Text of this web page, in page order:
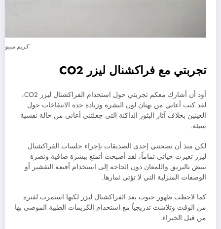
كريم ميبو Mebo
تجربتي مع فراكشنال ليزر CO2
أود أن أشارك معكم تجربتي حول استخدام الفراكشنال ليزر CO2،
لقد كنت أعاني من بهتان لون البشرة وزيادة حدة الانتفاخات حول
العينين بخلاف آثار البثور الداكنة التي جعلتني أعاني من حالة نفسية
سيئة.
لكن منذ أن نصحتني إحدى الصديقات بإجراء جلسات الفراكشنال
ليزر تغيرت حياتي تماماً، لقد أصبحت أتمتع ببشرة صافية ونضرة
تنبض بالبريق واللمعان دون الحاجة إلى استخدام أقنعة التقشير أو
الوصفات المنزلية التي لا تؤتي ثمارها.
كما لاحظت ظهور حبوب بعد الفراكشنال ليزر لكنها استمرت لفترة
من الوقت وتلاشت تدريجياً مع استخدام الكريمات الطبية الموصى بها
من قبل الخبراء.